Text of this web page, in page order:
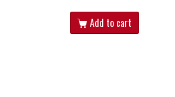
Add to cart